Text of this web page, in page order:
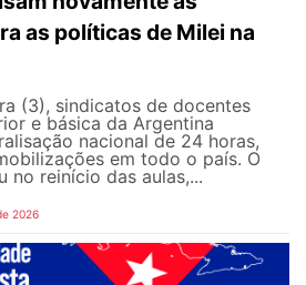
as políticas de Milei na
(3), sindicatos de docentes
e básica da Argentina
nacional de 24 horas,
em todo o país. O
no reinício das aulas,...
2026